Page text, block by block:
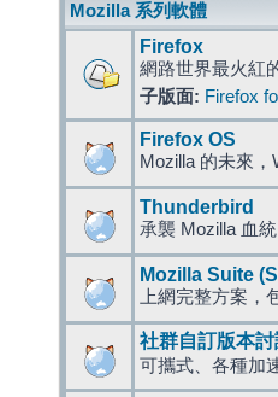
Mozilla 系列軟體
Firefox
網路世界最火紅
子版面: Firefox
Firefox OS
Mozilla 的未來
Thunderbird
承襲 Mozilla 血
Mozilla Suite
上網完整方案
社群自訂版本討
可攜式、各種加